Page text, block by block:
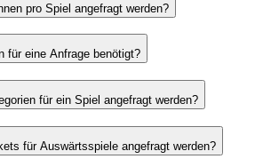
pro Spiel angefragt werden?
für eine Anfrage benötigt?
für ein Spiel angefragt werden?
für Auswärtsspiele angefragt werden?